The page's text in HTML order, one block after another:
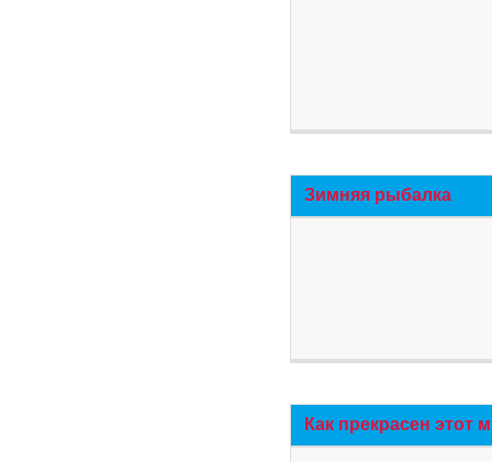
Зимняя рыбалка
Как прекрасен этот